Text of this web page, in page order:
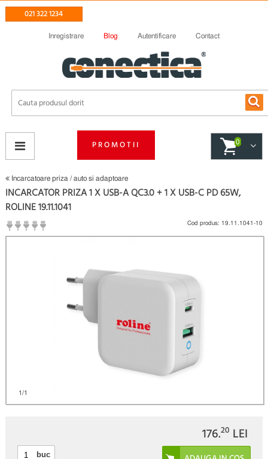
021 322 1234
Inregistrare Blog Autentificare Contact
PROMOTII 0
Incarcatoare priza / auto si adaptoare
1/1
INCARCATOR PRIZA 1 X USB-A QC3.0 + 1 X USB-C PD 65W,
ROLINE 19.11.1041
(
Cod produs: 19.11.1041-10
176.20 LEI
buc